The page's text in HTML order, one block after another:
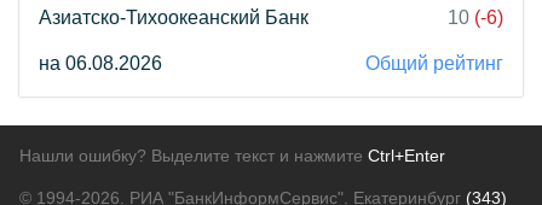
Азиатско-Тихоокеанский Банк 10 (-6)
на 06.08.2026 Общий рейтинг
Нашли ошибку? Выделите текст и нажмите Ctrl+Enter
© 1994-2026. РИА "БанкИнформСервис". Екатеринбург (343)